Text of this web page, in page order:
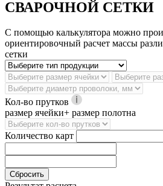
СВАРОЧНОЙ СЕТКИ
С помощью калькулятора можно
ориентировочный расчет массы
сетки
Кол-во прутков
размер ячейки+ размер полотна
Количество карт
Сбросить